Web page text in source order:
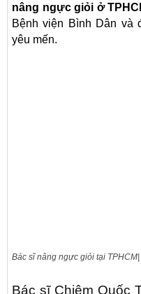
nâng ngực giỏi ở
Bệnh viện Bình Dân và
yêu mến.
Bác sĩ nâng ngực giỏi tại
Bác sĩ Chiêm Quốc